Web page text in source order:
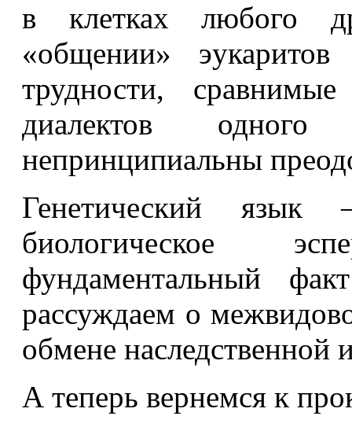
в клетках любого
«общении»
трудности,
диалектов
непринципиальны
Генетический язык
биологическое
фундаментальный
рассуждаем о
обмене наследственной
А теперь вернемся к